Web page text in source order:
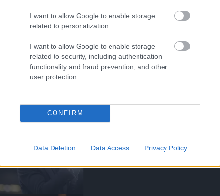
I want to allow Google to enable storage
related to personalization.
I want to allow Google to enable storage
related to security, including authentication
functionality and fraud prevention, and other
user protection.
CONFIRM
Data Deletion Data Access Privacy Policy
Kapcsolódó hírek
CARRICKET FOGJA AJÁNLANI
A VEZETŐSÉG RATCLIFFE-